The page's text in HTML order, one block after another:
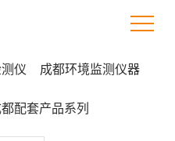
仪 成都环境监测仪器
配套产品系列